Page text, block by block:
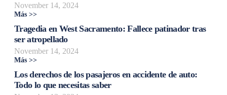
November 14, 2024
Más >>
Tragedia en West Sacramento: Fallece patinador tras
ser atropellado
November 14, 2024
Más >>
Los derechos de los pasajeros en accidente de auto:
Todo lo que necesitas saber